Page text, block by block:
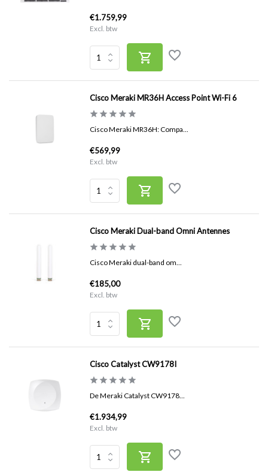
€1.759,99
Excl. btw
Cisco Meraki MR36H Access Point Wi-Fi 6
Cisco Meraki MR36H: Compa...
€569,99
Excl. btw
Cisco Meraki Dual-band Omni Antennes
Cisco Meraki dual-band om...
€185,00
Excl. btw
Cisco Catalyst CW9178I
De Meraki Catalyst CW9178...
€1.934,99
Excl. btw